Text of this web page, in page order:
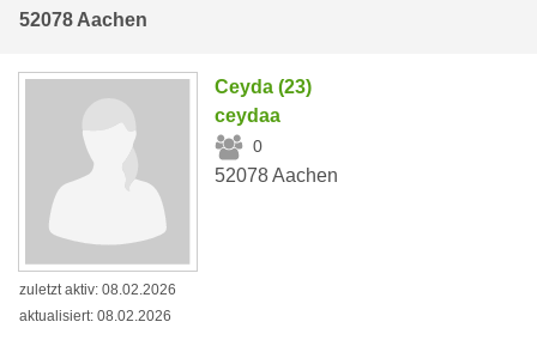
52078 Aachen
Ceyda (23)
ceydaa
0
52078 Aachen
zuletzt aktiv: 08.02.2026
aktualisiert: 08.02.2026